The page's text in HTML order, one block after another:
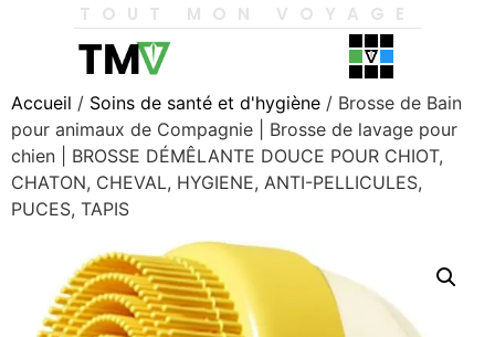
TOUT MON VOYAGE
Accueil / Soins de santé et d'hygiène / Brosse de Bain
pour animaux de Compagnie | Brosse de lavage pour
chien | BROSSE DÉMÊLANTE DOUCE POUR CHIOT,
CHATON, CHEVAL, HYGIENE, ANTI-PELLICULES,
PUCES, TAPIS